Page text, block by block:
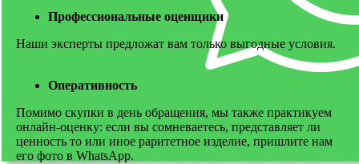
Профессиональные оценщики
Наши эксперты предложат вам только выгодные условия.
Оперативность
Помимо скупки в день обращения, мы также практикуем
онлайн-оценку: если вы сомневаетесь, представляет ли
ценность то или иное раритетное изделие, пришлите нам
его фото в WhatsApp.